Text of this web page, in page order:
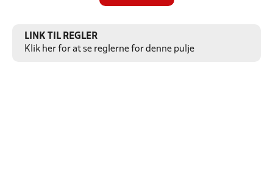
LINK TIL REGLER
Klik her for at se reglerne for denne pulje